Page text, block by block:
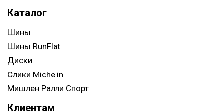
Каталог
Шины
Шины RunFlat
Диски
Слики Michelin
Мишлен Ралли Спорт
Клиентам